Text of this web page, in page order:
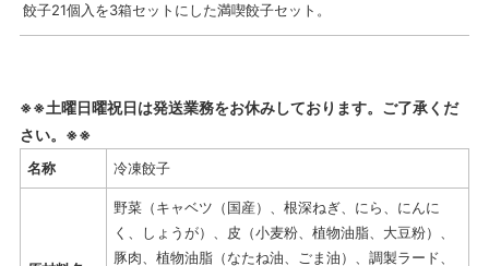
餃子21個入を3箱セットにした満喫餃子セット。
※※土曜日曜祝日は発送業務をお休みしております。ご了承くだ
さい。※※
名称 冷凍餃子
野菜（キャベツ（国産）、根深ねぎ、にら、にんに
く、しょうが）、皮（小麦粉、植物油脂、大豆粉）、
豚肉、植物油脂（なたね油、ごま油）、調製ラード、